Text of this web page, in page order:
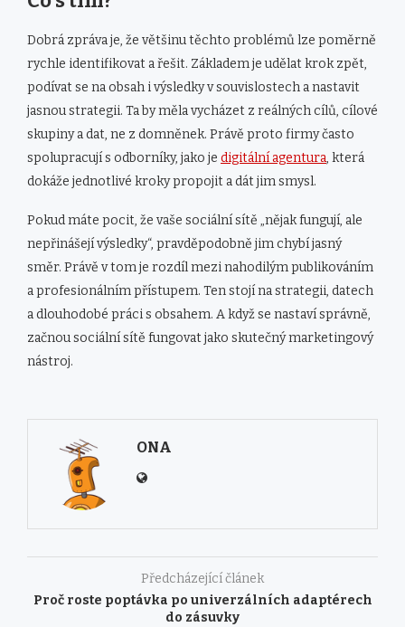
Dobrá zpráva je, že většinu těchto problémů lze poměrně
rychle identifikovat a řešit. Základem je udělat krok zpět,
podívat se na obsah i výsledky v souvislostech a nastavit
jasnou strategii. Ta by měla vycházet z reálných cílů, cílové
skupiny a dat, ne z domněnek. Právě proto firmy často
spolupracují s odborníky, jako je digitální agentura, která
dokáže jednotlivé kroky propojit a dát jim smysl.
Pokud máte pocit, že vaše sociální sítě „nějak fungují, ale
nepřinášejí výsledky“, pravděpodobně jim chybí jasný
směr. Právě v tom je rozdíl mezi nahodilým publikováním
a profesionálním přístupem. Ten stojí na strategii, datech
a dlouhodobé práci s obsahem. A když se nastaví správně,
začnou sociální sítě fungovat jako skutečný marketingový
nástroj.
ONA
Předcházející článek
Proč roste poptávka po univerzálních adaptérech
do zásuvky